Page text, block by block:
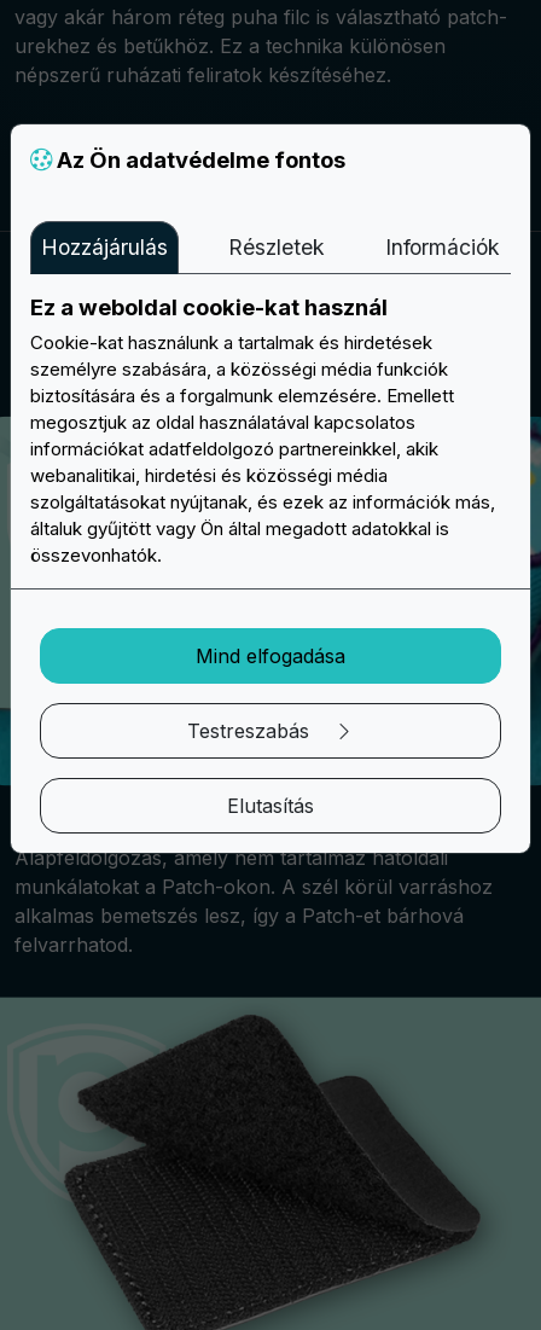
vagy akár három réteg puha filc is választható patch-
urekhez és betűkhöz. Ez a technika különösen
népszerű ruházati feliratok készítéséhez.
Készítsd el a projektedet
Válaszd ki a Patch-uraid hátoldalának
típusát
Varráshoz
Alapfeldolgozás, amely nem tartalmaz hátoldali
munkálatokat a Patch-okon. A szél körül varráshoz
alkalmas bemetszés lesz, így a Patch-et bárhová
felvarrhatod.
Az Ön adatvédelme fontos
Hozzájárulás Részletek Információk
Ez a weboldal cookie-kat használ
Cookie-kat használunk a tartalmak és hirdetések
személyre szabására, a közösségi média funkciók
biztosítására és a forgalmunk elemzésére. Emellett
megosztjuk az oldal használatával kapcsolatos
információkat adatfeldolgozó partnereinkkel, akik
webanalitikai, hirdetési és közösségi média
szolgáltatásokat nyújtanak, és ezek az információk más,
általuk gyűjtött vagy Ön által megadott adatokkal is
összevonhatók.
Mind elfogadása
Testreszabás
Elutasítás